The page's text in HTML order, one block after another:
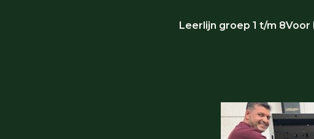
Leerlijn groep 1 t/m 8Voor